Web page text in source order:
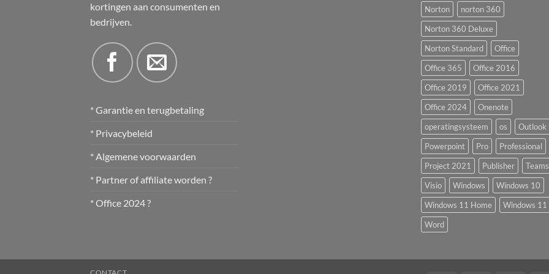
kortingen aan consumenten en
bedrijven.
* Garantie en terugbetaling
* Privacybeleid
* Algemene voorwaarden
* Partner of affiliate worden ?
* Office 2024 ?
Norton
norton 360
Norton 360 Deluxe
Norton Standard
Office
Office 365
Office 2016
Office 2019
Office 2021
Office 2024
Onenote
operatingsysteem
os
Outlook
Powerpoint
Pro
Professional
Project 2021
Publisher
Teams
Visio
Windows
Windows 10
Windows 11 Home
Windows 11
Word